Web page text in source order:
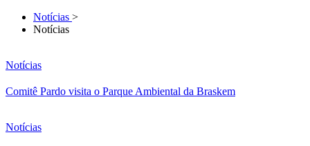
Notícias >
Notícias
Notícias
Comitê Pardo visita o Parque Ambiental da Braskem
Notícias